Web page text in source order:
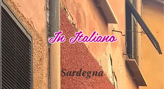
In Italiano
Sardegna